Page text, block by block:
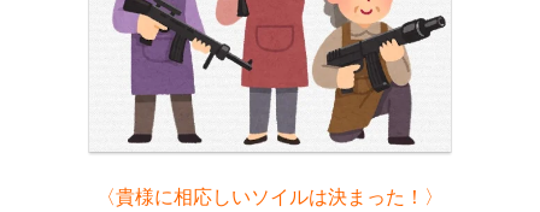
〈貴様に相応しいソイルは決まった！〉